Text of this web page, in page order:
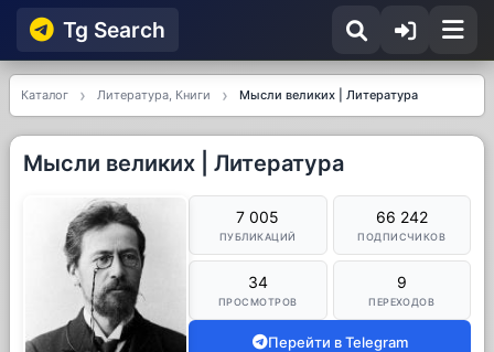
Tg Searсh
Каталог Литература, Книги Мысли великих | Литература
Мысли великих | Литература
7 005
ПУБЛИКАЦИЙ
66 242
ПОДПИСЧИКОВ
34
ПРОСМОТРОВ
9
ПЕРЕХОДОВ
Перейти в Telegram